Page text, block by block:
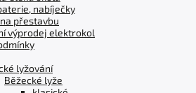
nabíječky
přestavbu
výprodej elektrokol
lyžování
Běžecké lyže